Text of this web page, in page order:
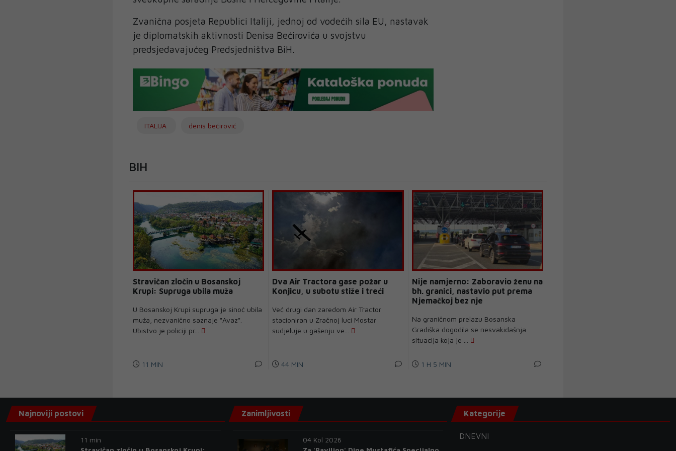
Zvanična posjeta Republici Italiji, jednoj od vodećih sila EU, nastavak
je diplomatskih aktivnosti Denisa Bećirovića u svojstvu
predsjedavajućeg Predsjedništva BiH.
ITALIJA denis bećirović
BIH
Stravičan zločin u Bosanskoj
Krupi: Supruga ubila muža
U Bosanskoj Krupi supruga je sinoć ubila
muža, nezvanično saznaje "Avaz".
Ubistvo je policiji pr...
11 MIN
Dva Air Tractora gase požar u
Konjicu, u subotu stiže i treći
Već drugi dan zaredom Air Tractor
stacioniran u Zračnoj luci Mostar
sudjeluje u gašenju ve...
44 MIN
Nije namjerno: Zaboravio ženu na
bh. granici, nastavio put prema
Njemačkoj bez nje
Na graničnom prelazu Bosanska
Gradiška dogodila se nesvakidašnja
situacija koja je ...
1 H 5 MIN
Najnoviji postovi
11 min
Zanimljivosti
04 Kol 2026
Kategorije
DNEVNI